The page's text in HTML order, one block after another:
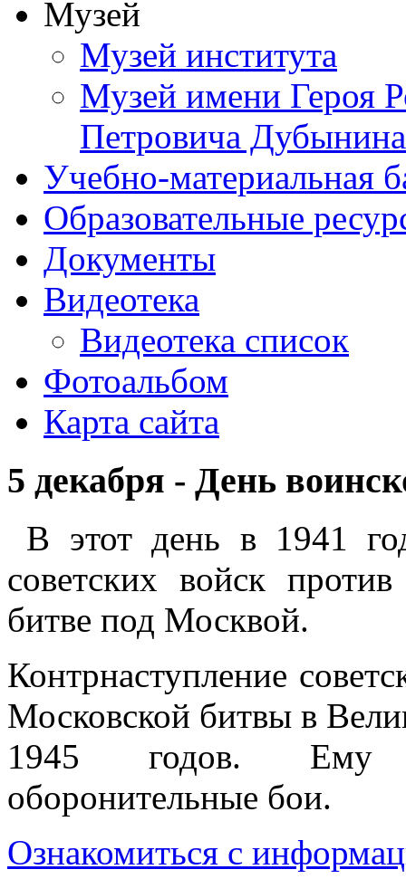
Музей
Музей института
Музей имени Героя
Петровича Дубынина
Учебно-материальная
Образовательные
Документы
Видеотека
Видеотека список
Фотоальбом
Карта сайта
5 декабря - День
В этот день в 1941
советских войск
битве под Москвой.
Контрнаступление
Московской битвы в
1945 годов. Ему
оборонительные бои.
Ознакомиться с